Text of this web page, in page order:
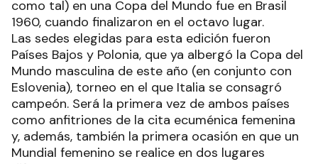
como tal) en una Copa del Mundo fue en Brasil
1960, cuando finalizaron en el octavo lugar.
Las sedes elegidas para esta edición fueron
Países Bajos y Polonia, que ya albergó la Copa del
Mundo masculina de este año (en conjunto con
Eslovenia), torneo en el que Italia se consagró
campeón. Será la primera vez de ambos países
como anfitriones de la cita ecuménica femenina
y, además, también la primera ocasión en que un
Mundial femenino se realice en dos lugares